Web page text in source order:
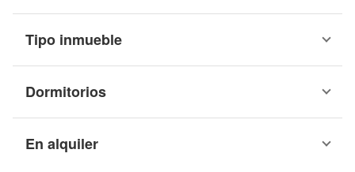
Tipo inmueble
Dormitorios
En alquiler